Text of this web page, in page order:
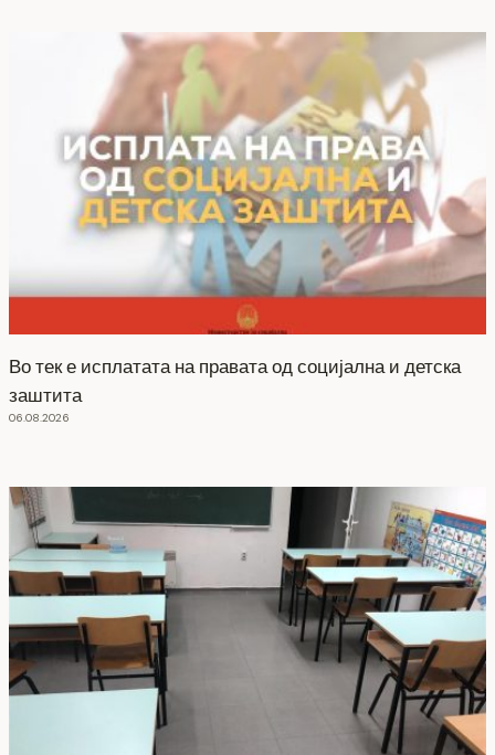
Во тек е исплатата на правата од социјална и детска
заштита
06.08.2026